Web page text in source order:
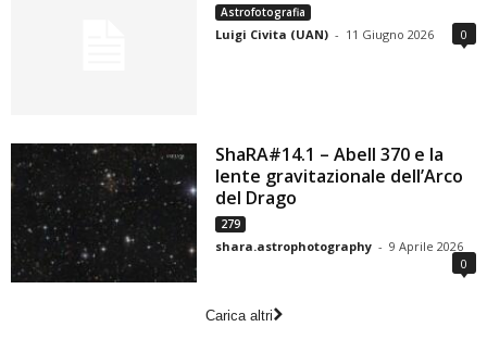
Astrofotografia
Luigi Civita (UAN) - 11 Giugno 2026 0
ShaRA#14.1 – Abell 370 e la
lente gravitazionale dell’Arco
del Drago
279
shara.astrophotography - 9 Aprile 2026
0
Carica altri